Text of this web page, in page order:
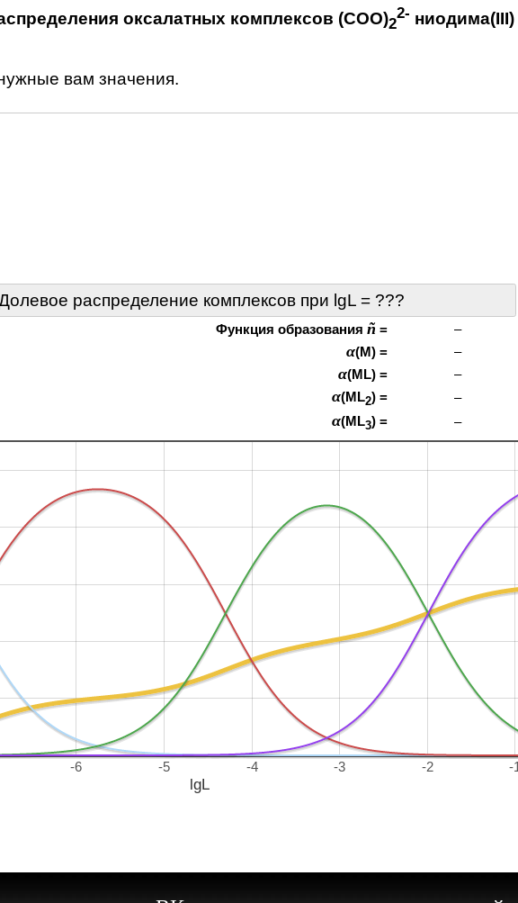
оксалатных комплексов (COO)2
2- ниодима(III)
вам значения.
распределение комплексов при lgL = ???
Функция образования ñ = –
α(M) = –
α(ML) = –
α(ML2) = –
α(ML3) = –
-6 -5 -4 -3 -2 -1
lgL